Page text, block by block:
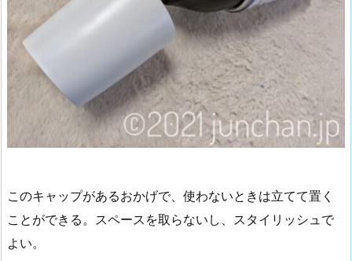
このキャップがあるおかげで、使わないときは立てて置く
ことができる。スペースを取らないし、スタイリッシュで
よい。